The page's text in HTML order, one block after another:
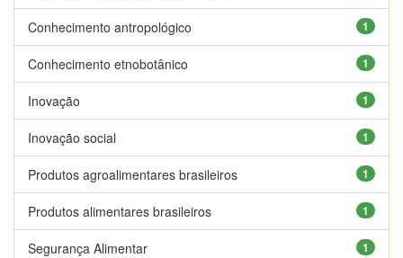
1
Conhecimento antropológico
1
Conhecimento etnobotânico
1
Inovação
1
Inovação social
1
Produtos agroalimentares brasileiros
1
Produtos alimentares brasileiros
1
Segurança Alimentar